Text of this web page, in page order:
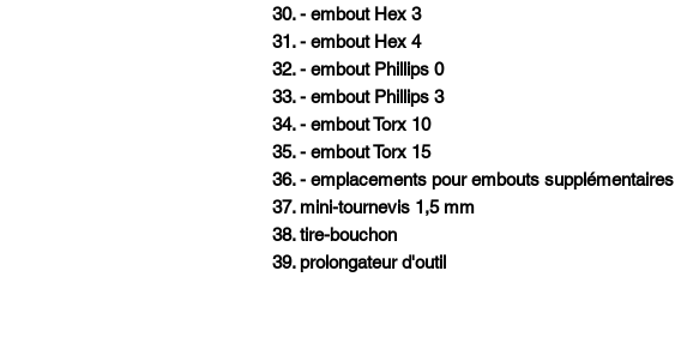
30. - embout Hex 3
31. - embout Hex 4
32. - embout Phillips 0
33. - embout Phillips 3
34. - embout Torx 10
35. - embout Torx 15
36. - emplacements pour embouts supplémentaires
37. mini-tournevis 1,5 mm
38. tire-bouchon
39. prolongateur d'outil